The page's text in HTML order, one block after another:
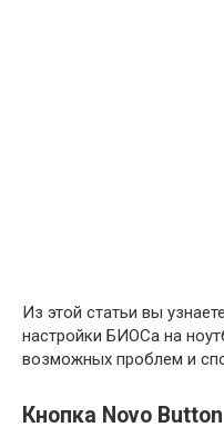
Из этой статьи вы
настройки БИОСа на
возможных проблем и
Кнопка Novo Button